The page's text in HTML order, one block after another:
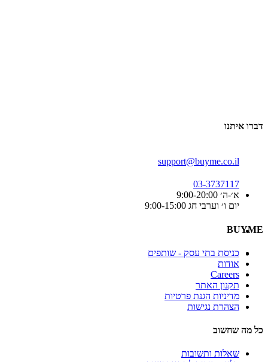
דברו איתנו
support@buyme.co.il
03-3737117
א׳-ה׳ 9:00-20:00
יום ו׳ וערבי חג 9:00-15:00
BUYME
כניסת בתי עסק - שותפים
אודות
Careers
תקנון האתר
מדיניות הגנת פרטיות
הצהרת נגישות
כל מה שחשוב
שאלות ותשובות